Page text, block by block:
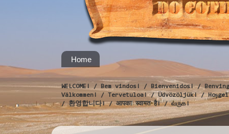
Home
WELCOME! / Bem vindos! / Bienvenidos! /
Välkommen! / Tervetuloa! / Üdvözöljük! /
/ 환영합니다! / आपका स्वागत है! / வருக!